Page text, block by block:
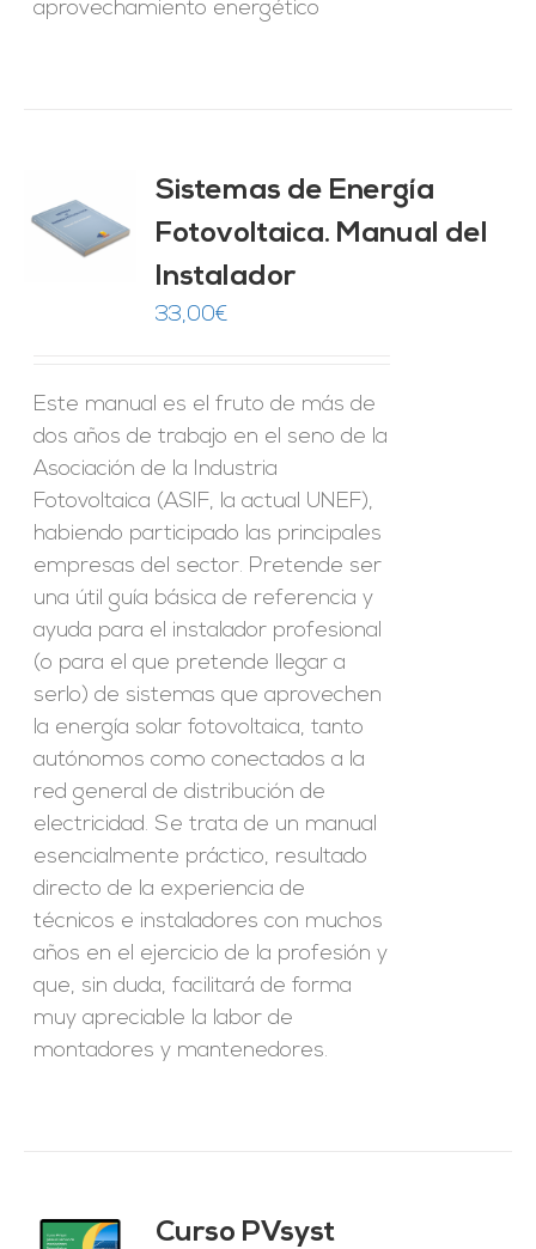
aprovechamiento energético
de 5
Sistemas de Energía
Fotovoltaica. Manual del
Instalador
33,00€
Este manual es el fruto de más de
dos años de trabajo en el seno de la
Asociación de la Industria
Fotovoltaica (ASIF, la actual UNEF),
habiendo participado las principales
empresas del sector. Pretende ser
una útil guía básica de referencia y
ayuda para el instalador profesional
(o para el que pretende llegar a
serlo) de sistemas que aprovechen
la energía solar fotovoltaica, tanto
autónomos como conectados a la
red general de distribución de
electricidad. Se trata de un manual
esencialmente práctico, resultado
directo de la experiencia de
técnicos e instaladores con muchos
años en el ejercicio de la profesión y
que, sin duda, facilitará de forma
muy apreciable la labor de
montadores y mantenedores.
Curso PVsyst